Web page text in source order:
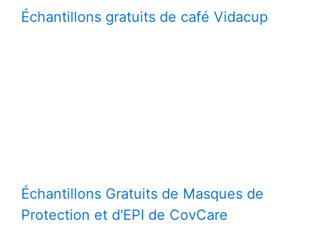
Échantillons gratuits de café Vidacup
Échantillons Gratuits de Masques de
Protection et d'EPI de CovCare